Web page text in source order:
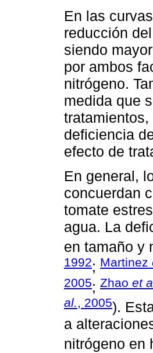
En las
reducción
siendo
por ambos
nitrógeno.
medida que
deficiencia
efecto de
En general,
concuerdan
tomate
agua. La
en tamaño y
1992; Martinez
2005; Zhao et
al., 2005).
a
nitrógeno en